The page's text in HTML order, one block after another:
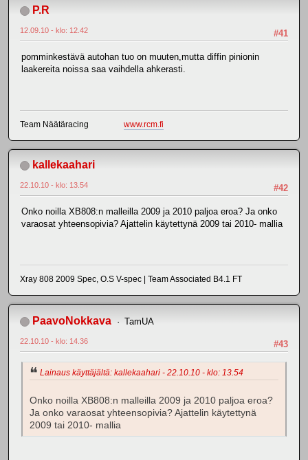
P.R
#41
12.09.10 - klo: 12.42
pomminkestävä autohan tuo on muuten,mutta diffin pinionin
laakereita noissa saa vaihdella ahkerasti.
Team Näätäracing www.rcm.fi
kallekaahari
#42
22.10.10 - klo: 13.54
Onko noilla XB808:n malleilla 2009 ja 2010 paljoa eroa? Ja onko
varaosat yhteensopivia? Ajattelin käytettynä 2009 tai 2010- mallia
Xray 808 2009 Spec, O.S V-spec | Team Associated B4.1 FT
PaavoNokkava TamUA
#43
22.10.10 - klo: 14.36
Lainaus käyttäjältä: kallekaahari - 22.10.10 - klo: 13.54
Onko noilla XB808:n malleilla 2009 ja 2010 paljoa eroa?
Ja onko varaosat yhteensopivia? Ajattelin käytettynä
2009 tai 2010- mallia